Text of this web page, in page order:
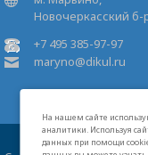
На нашем сайте
аналитики. Используя
данных при помощи
Новочеркасский б-
+7 495 385-97-97
maryno@dikul.ru